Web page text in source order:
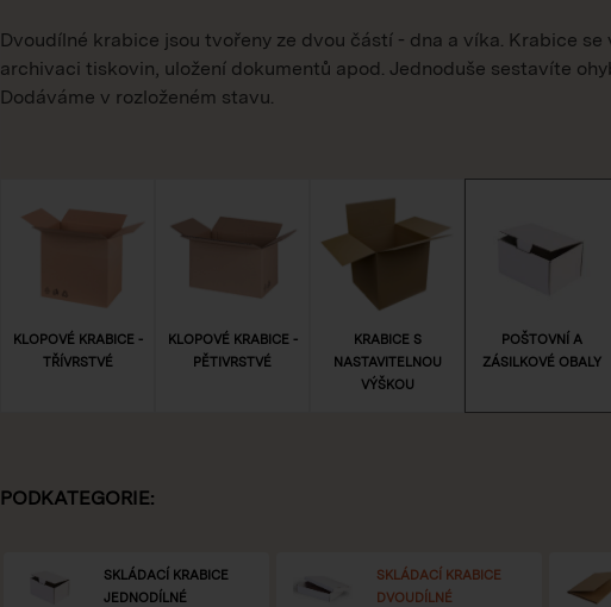
Dvoudílné krabice jsou tvořeny ze dvou částí - dna a víka. Krabice
archivaci tiskovin, uložení dokumentů apod. Jednoduše sestavíte
Dodáváme v rozloženém stavu.
KLOPOVÉ KRABICE -
TŘÍVRSTVÉ
KLOPOVÉ KRABICE -
PĚTIVRSTVÉ
KRABICE S
NASTAVITELNOU
VÝŠKOU
POŠTOVNÍ A
ZÁSILKOVÉ OBALY
PODKATEGORIE:
SKLÁDACÍ KRABICE
JEDNODÍLNÉ
SKLÁDACÍ KRABICE
DVOUDÍLNÉ